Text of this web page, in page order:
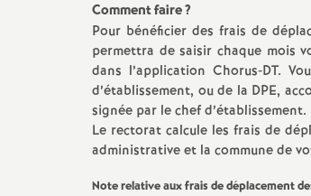
Congrès académique
Au BO et les circulaires
rectorales
Actions dans les
établissements
Elections professionnelles
Archives 2013 2014
Archives 2012 2013
Archive 2011 2012
Comment faire?
Pour bénéficier des frais de
permettra de saisir chaque mois
dans l’application Chorus‐DT.
d’établissement, ou de la DPE,
signée par le chef d’établissement.
Le rectorat calcule les frais de
administrative et la commune de
Note relative aux frais de déplacement